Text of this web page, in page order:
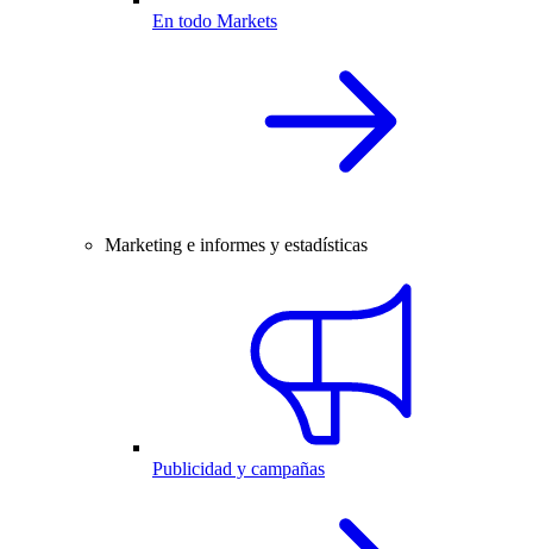
En todo Markets
Marketing e informes y estadísticas
Publicidad y campañas